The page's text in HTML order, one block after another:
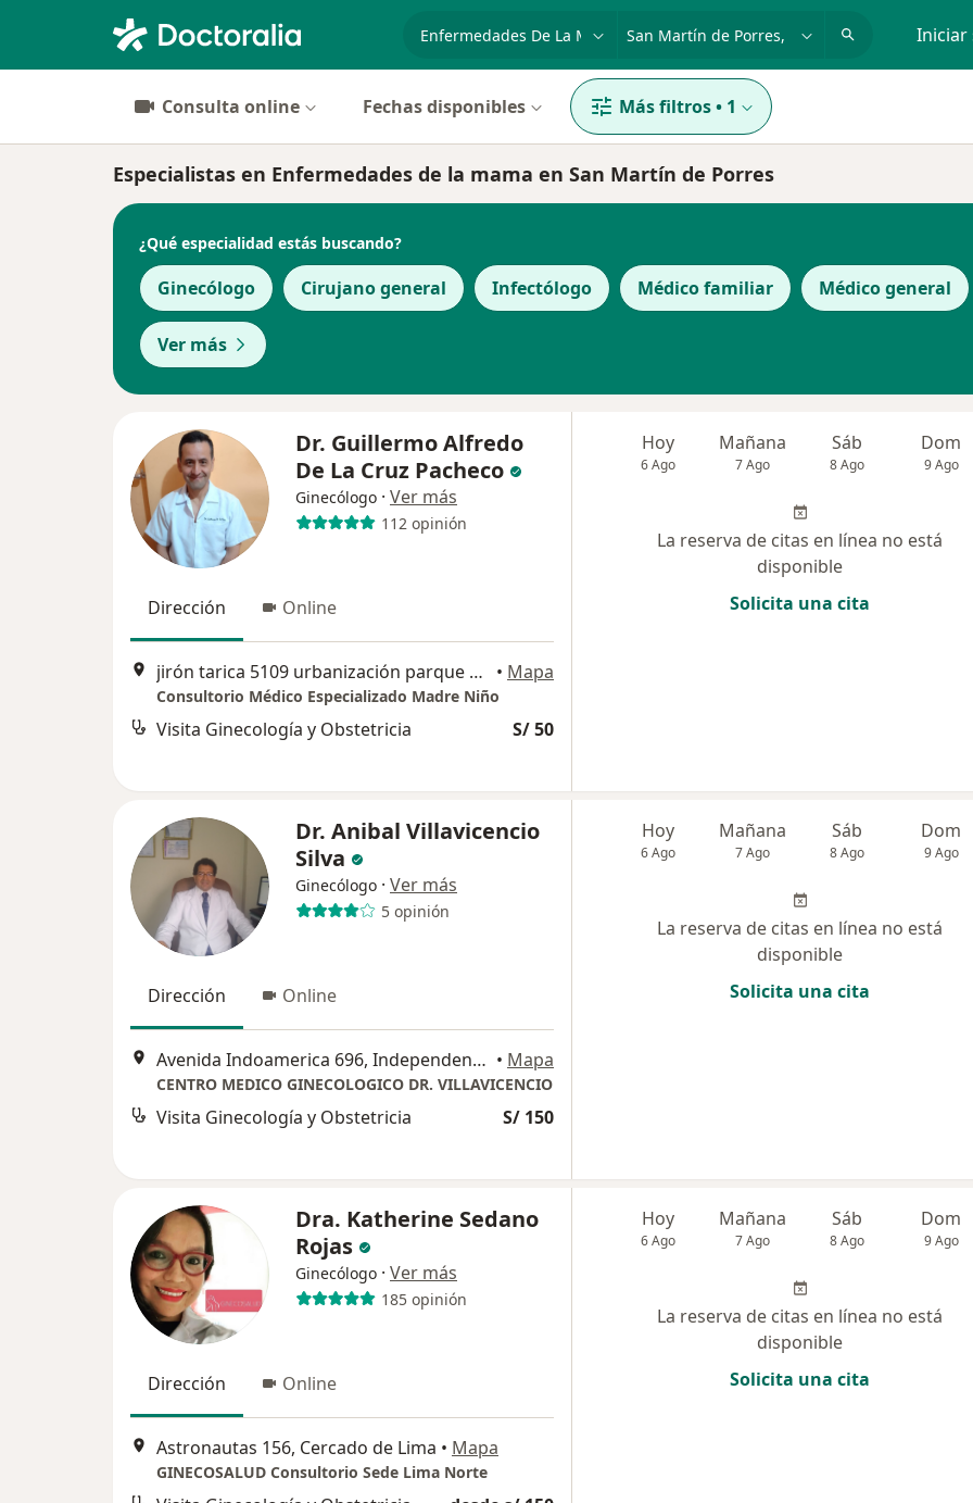
especialidad, enfermedad o nombre
p. ej. Lima Iniciar
Consulta online Fechas disponibles Más filtros• 1
Especialistas en Enfermedades de la mama en San Martín de Porres
¿Qué especialidad estás buscando?
Ginecólogo Cirujano general Infectólogo Médico familiar Médico general
Ver más
Dr. Guillermo Alfredo
De La Cruz Pacheco
Ginecólogo · Ver más
112 opinión
Dirección Online
jirón tarica 5109 urbanización parque naranjal los olivos, Los Olivos • Mapa
Consultorio Médico Especializado Madre Niño
Visita Ginecología y Obstetricia S/ 50
Hoy
6 Ago
Mañana
7 Ago
Sáb
8 Ago
Dom
9 Ago
La reserva de citas en línea no está
disponible
Solicita una cita
Dr. Anibal Villavicencio
Silva
Ginecólogo · Ver más
5 opinión
Dirección Online
Avenida Indoamerica 696, Independencia • Mapa
CENTRO MEDICO GINECOLOGICO DR. VILLAVICENCIO
Visita Ginecología y Obstetricia S/ 150
Hoy
6 Ago
Mañana
7 Ago
Sáb
8 Ago
Dom
9 Ago
La reserva de citas en línea no está
disponible
Solicita una cita
Dra. Katherine Sedano
Rojas
Ginecólogo · Ver más
185 opinión
Dirección Online
Astronautas 156, Cercado de Lima • Mapa
GINECOSALUD Consultorio Sede Lima Norte
Hoy
6 Ago
Mañana
7 Ago
Sáb
8 Ago
Dom
9 Ago
La reserva de citas en línea no está
disponible
Solicita una cita